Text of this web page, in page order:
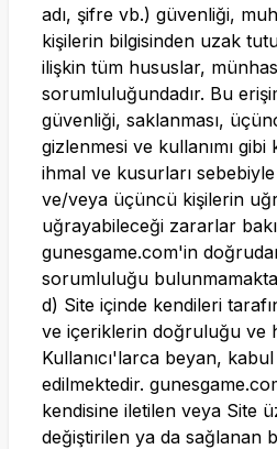
adı, şifre vb.) güvenliği,
kişilerin bilgisinden uzak
ilişkin tüm hususlar,
sorumluluğundadır. Bu
güvenliği, saklanması,
gizlenmesi ve kullanımı
ihmal ve kusurları sebebiyle
ve/veya üçüncü kişilerin
uğrayabileceği zararlar
gunesgame.com'in
sorumluluğu
d) Site içinde kendileri
ve içeriklerin doğruluğu ve
Kullanıcı'larca beyan,
edilmektedir.
kendisine iletilen veya Site
değiştirilen ya da sağlanan